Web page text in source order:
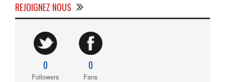
REJOIGNEZ NOUS
0
Followers
0
Fans